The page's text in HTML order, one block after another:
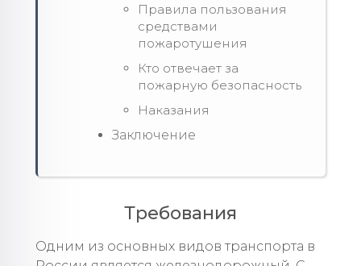
Правила пользования
средствами
пожаротушения
Кто отвечает за
пожарную безопасность
Наказания
Заключение
Требования
Одним из основных видов транспорта в